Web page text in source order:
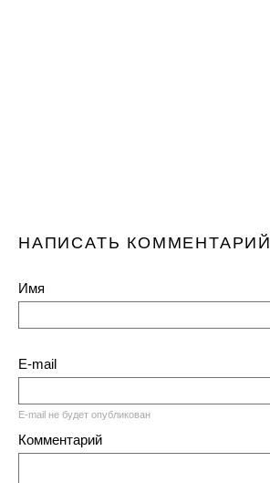
НАПИСАТЬ КОММЕНТАРИЙ
Имя
E-mail
E-mail не будет опубликован
Комментарий